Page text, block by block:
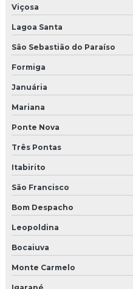
Viçosa
Lagoa Santa
São Sebastião do Paraíso
Formiga
Januária
Mariana
Ponte Nova
Três Pontas
Itabirito
São Francisco
Bom Despacho
Leopoldina
Bocaiuva
Monte Carmelo